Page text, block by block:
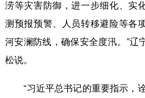
涝等灾害防御，进一步细化、实
测预报预警、人员转移避险等各
河安澜防线，确保安全度汛。”辽
松说。
“习近平总书记的重要指示，诠